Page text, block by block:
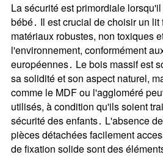
La sécurité est primordiale
bébé․ Il est crucial de choisir un
matériaux robustes, non toxiques
l'environnement, conformément
européennes․ Le bois massif est
sa solidité et son aspect naturel,
comme le MDF ou l'aggloméré
utilisés, à condition qu'ils soient
sécurité des enfants․ L'absence
pièces détachées facilement
de fixation solide sont des